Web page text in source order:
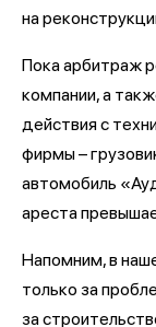
на
Пока арбитраж
компании, а
действия с
фирмы –
автомобиль
ареста
Напомним, в
только за
за